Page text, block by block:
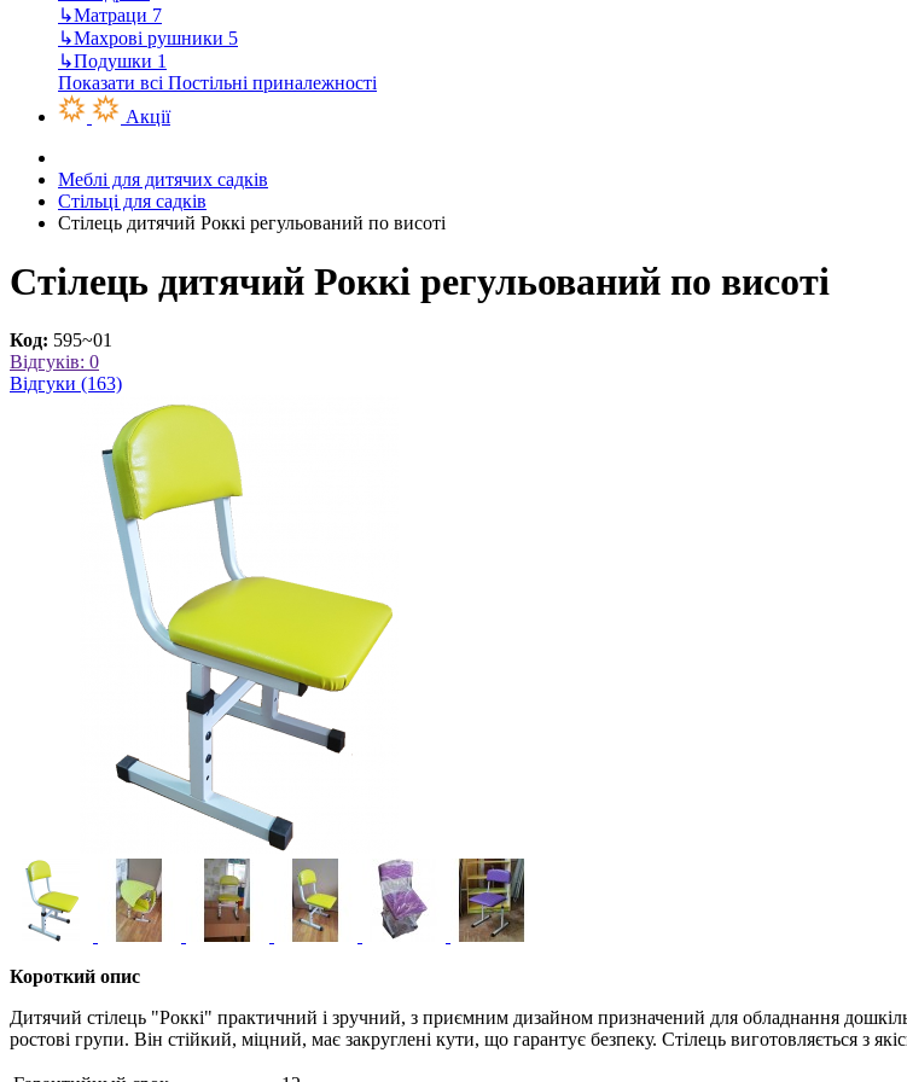
↳Матраци 7
↳Махрові рушники 5
↳Подушки 1
Показати всі Постільні приналежності
Акції
Меблі для дитячих садків
Стільці для садків
Стілець дитячий Роккі регульований по висоті
Стілець дитячий Роккі регульований по висоті
Код: 595~01
Відгуків: 0
Відгуки (163)
Короткий опис
Дитячий стілець "Роккі" практичний і зручний, з приємним дизайном призначений для обладнання
ростові групи. Він стійкий, міцний, має закруглені кути, що гарантує безпеку. Стілець виготовляється з